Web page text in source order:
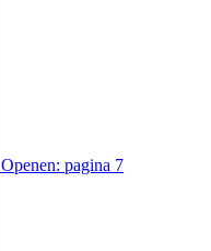
Openen: pagina 7